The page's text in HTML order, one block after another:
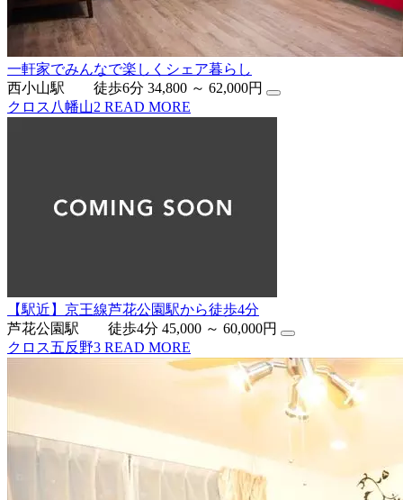
一軒家でみんなで楽しくシェア暮らし
西小山駅 徒歩6分 34,800 ～ 62,000円
クロス八幡山2 READ MORE
【駅近】京王線芦花公園駅から徒歩4分
芦花公園駅 徒歩4分 45,000 ～ 60,000円
クロス五反野3 READ MORE